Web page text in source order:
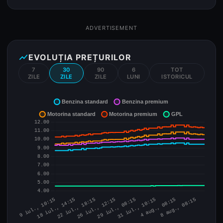
ADVERTISEMENT
show_chartEVOLUȚIA PREȚURILOR
7
ZILE
30
ZILE
90
ZILE
6
LUNI
TOT
ISTORICUL